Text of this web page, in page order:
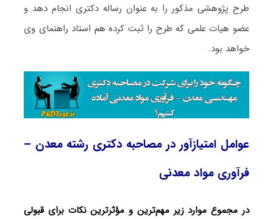
طرح پژوهشی مذکور را به عنوان رساله دکتری انجام دهد و
عضو هیات علمی که طرح را ثبت کرده هم استاد راهنمای وی
خواهد بود.
عوامل امتیازآور در مصاحبه دکتری رشته معدن –
فرآوری مواد معدنی
در مجموع موارد زیر مهم‌ترین و مؤثرترین نکات برای قبولی